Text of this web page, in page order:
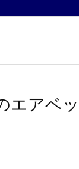
エアベ